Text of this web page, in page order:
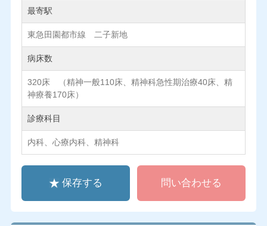
最寄駅
東急田園都市線 二子新地
病床数
320床 （精神一般110床、精神科急性期治療40床、精
神療養170床）
診療科目
内科、心療内科、精神科
保存する 問い合わせる